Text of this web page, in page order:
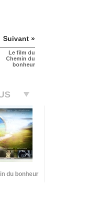
Suivant »
Le film du
Chemin du
bonheur
du bonheur